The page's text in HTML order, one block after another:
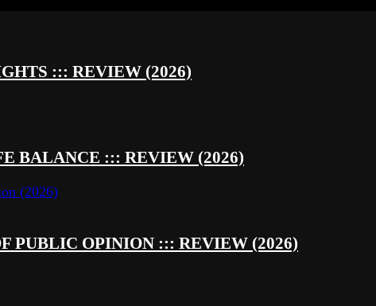
::: REVIEW (2026)
BALANCE ::: REVIEW (2026)
PUBLIC OPINION ::: REVIEW (2026)